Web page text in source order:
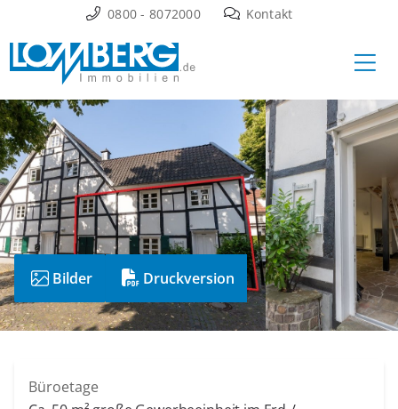
Inhalt
springen
0800 - 8072000 Kontakt
Bilder Druckversion
Büroetage